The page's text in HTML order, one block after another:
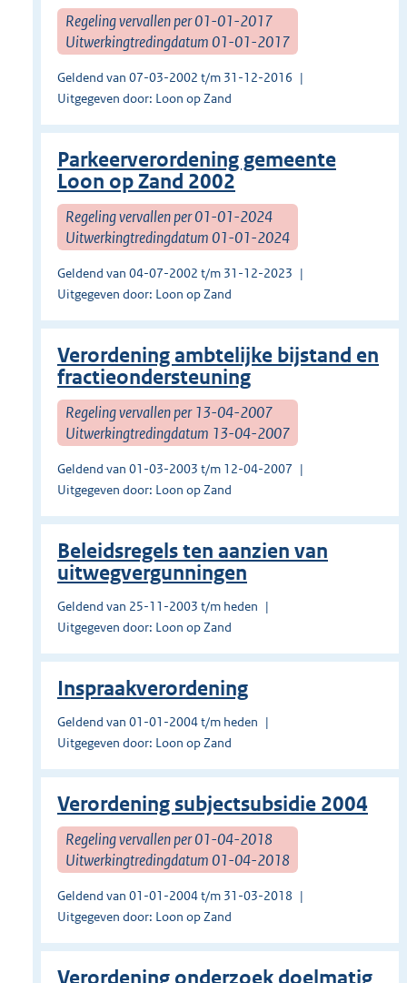
Regeling vervallen per 01-01-2017
Uitwerkingtredingdatum 01-01-2017
Geldend van 07-03-2002 t/m 31-12-2016
Uitgegeven door: Loon op Zand
Parkeerverordening gemeente
Loon op Zand 2002
Regeling vervallen per 01-01-2024
Uitwerkingtredingdatum 01-01-2024
Geldend van 04-07-2002 t/m 31-12-2023
Uitgegeven door: Loon op Zand
Verordening ambtelijke bijstand en
fractieondersteuning
Regeling vervallen per 13-04-2007
Uitwerkingtredingdatum 13-04-2007
Geldend van 01-03-2003 t/m 12-04-2007
Uitgegeven door: Loon op Zand
Beleidsregels ten aanzien van
uitwegvergunningen
Geldend van 25-11-2003 t/m heden
Uitgegeven door: Loon op Zand
Inspraakverordening
Geldend van 01-01-2004 t/m heden
Uitgegeven door: Loon op Zand
Verordening subjectsubsidie 2004
Regeling vervallen per 01-04-2018
Uitwerkingtredingdatum 01-04-2018
Geldend van 01-01-2004 t/m 31-03-2018
Uitgegeven door: Loon op Zand